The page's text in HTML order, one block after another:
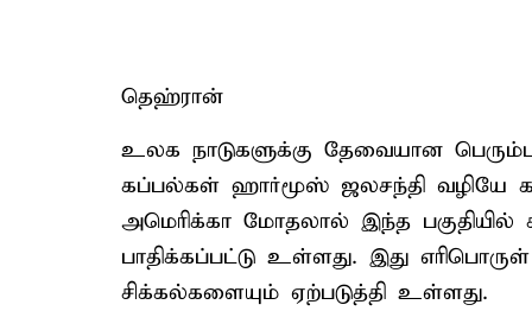
தெஹ்ரான்
உலக நாடுகளுக்கு தேவையான
கப்பல்கள் ஹார்மூஸ் ஜலசந்தி வழியே
அமெரிக்கா மோதலால் இந்த பகுதியில்
பாதிக்கப்பட்டு உள்ளது. இது
சிக்கல்களையும் ஏற்படுத்தி உள்ளது.